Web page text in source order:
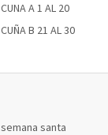
CUNA A 1 AL 20
CUÑA B 21 AL 30
semana santa